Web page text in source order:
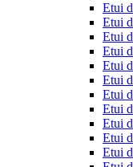
Etui
Etui
Etui
Etui
Etui
Etui
Etui
Etui
Etui
Etui
Etui